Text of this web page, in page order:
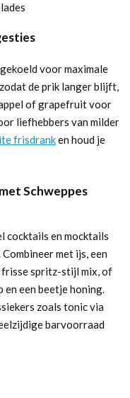
voor maximale
de prik langer blijft,
of grapefruit voor
liefhebbers van milder
frisdranken houd je
Schweppes
cocktails en mocktails
met ijs, een
frisse spritz-stijl mix, of
en een beetje honing.
zoals tonic via
barvoorraad